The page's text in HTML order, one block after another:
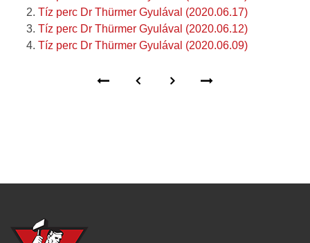
Tíz perc Dr Thürmer Gyulával (2020.06.17)
Tíz perc Dr Thürmer Gyulával (2020.06.12)
Tíz perc Dr Thürmer Gyulával (2020.06.09)